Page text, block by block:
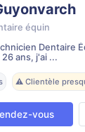
équin
Dentaire
ans, j'ai ...
⚠️ Clientèle
vous